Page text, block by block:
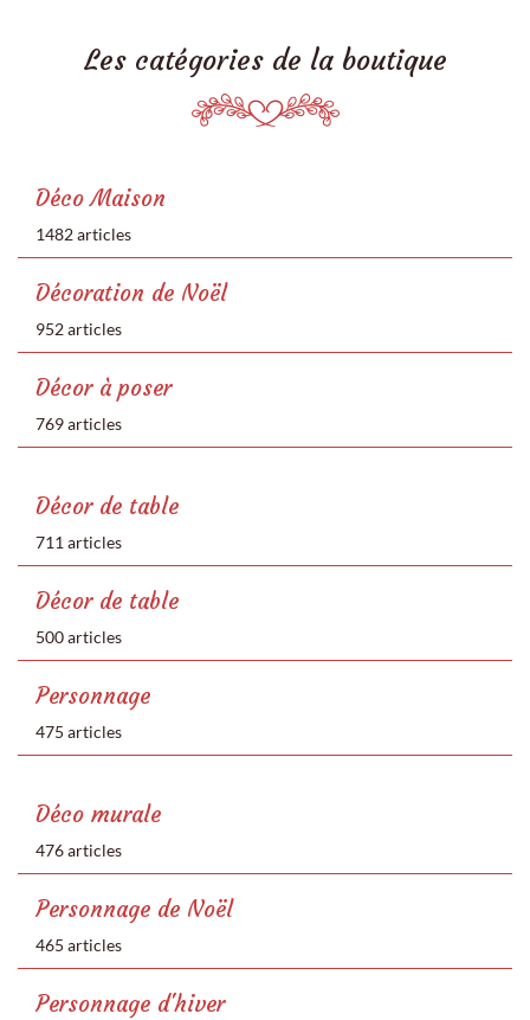
Les catégories de la boutique
Déco Maison
1482 articles
Décoration de Noël
952 articles
Décor à poser
769 articles
Décor de table
711 articles
Décor de table
500 articles
Personnage
475 articles
Déco murale
476 articles
Personnage de Noël
465 articles
Personnage d'hiver